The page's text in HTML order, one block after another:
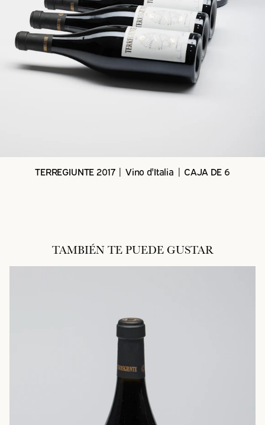
TERREGIUNTE 2017 | Vino d'Italia | CAJA DE 6
TAMBIÉN TE PUEDE GUSTAR